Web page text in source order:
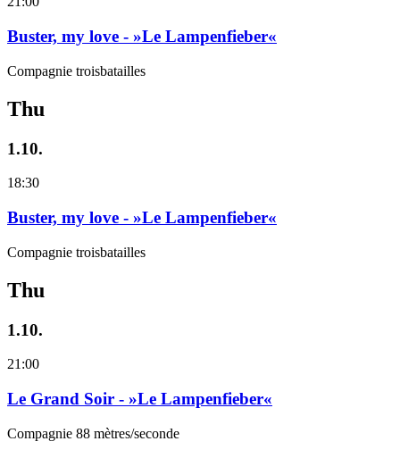
Buster, my love - »Le Lampenfieber«
Compagnie troisbatailles
Thu
1.10.
18:30
Buster, my love - »Le Lampenfieber«
Compagnie troisbatailles
Thu
1.10.
21:00
Le Grand Soir - »Le Lampenfieber«
Compagnie 88 mètres/seconde